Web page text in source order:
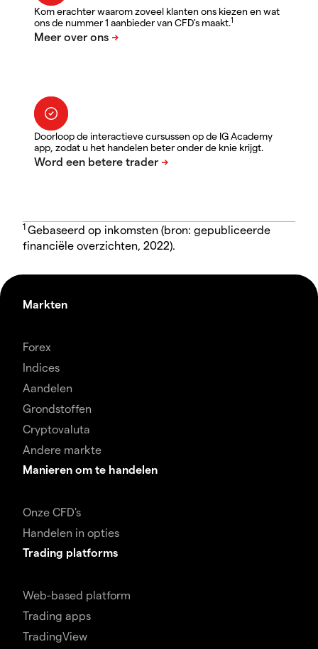
Kom erachter waarom zoveel klanten ons kiezen en wat
ons de nummer 1 aanbieder van CFD's maakt.1
Doorloop de interactieve cursussen op de IG Academy
app, zodat u het handelen beter onder de knie krijgt.
1 Gebaseerd op inkomsten (bron: gepubliceerde
financiële overzichten, 2022).
Markten
Forex
Indices
Aandelen
Grondstoffen
Cryptovaluta
Andere markte
Manieren om te handelen
Onze CFD's
Handelen in opties
Trading platforms
Web-based platform
Trading apps
TradingView